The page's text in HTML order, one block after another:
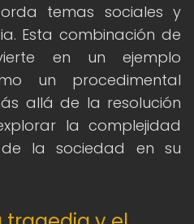
temas sociales y
Esta combinación de
en un ejemplo
un procedimental
allá de la resolución
la complejidad
la sociedad en su